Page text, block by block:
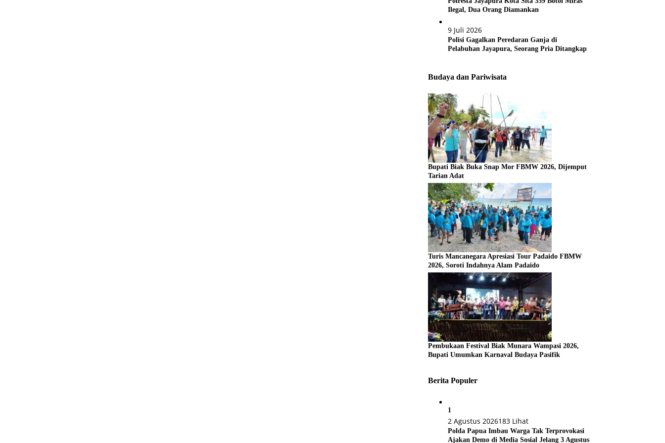
Ilegal, Dua Orang Diamankan
9 Juli 2026
Polisi Gagalkan Peredaran Ganja di
Pelabuhan Jayapura, Seorang Pria Ditangkap
Budaya dan Pariwisata
Bupati Biak Buka Snap Mor FBMW 2026, Dijemput
Tarian Adat
Turis Mancanegara Apresiasi Tour Padaido FBMW
2026, Soroti Indahnya Alam Padaido
Pembukaan Festival Biak Munara Wampasi 2026,
Bupati Umumkan Karnaval Budaya Pasifik
Berita Populer
1
2 Agustus 2026183 Lihat
Polda Papua Imbau Warga Tak Terprovokasi
Ajakan Demo di Media Sosial Jelang 3 Agustus